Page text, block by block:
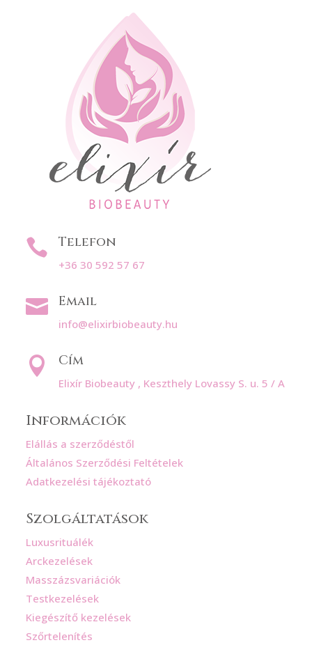
 Telefon
+36 30 592 57 67
 Email
info@elixirbiobeauty.hu
 Cím
Elixír Biobeauty , Keszthely Lovassy S. u. 5 / A
Információk
Elállás a szerződéstől
Általános Szerződési Feltételek
Adatkezelési tájékoztató
Szolgáltatások
Luxusrituálék
Arckezelések
Masszázsvariációk
Testkezelések
Kiegészítő kezelések
Szőrtelenítés